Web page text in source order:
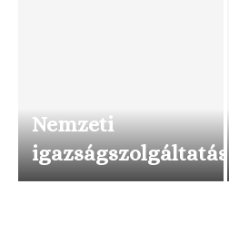
Nemzeti
igazságszolgáltatás